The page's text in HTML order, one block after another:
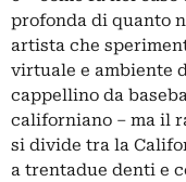
profonda di quanto
artista che
virtuale e ambiente
cappellino da
californiano – ma il
si divide tra la
a trentadue denti e